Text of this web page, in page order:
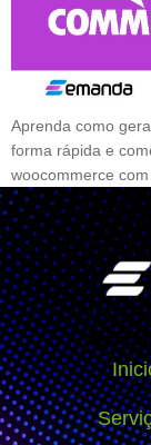
Aprenda como
forma rápida e
woocommerce